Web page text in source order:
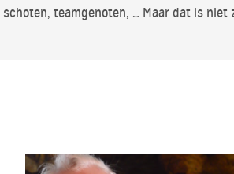
teamgenoten, … Maar dat is niet